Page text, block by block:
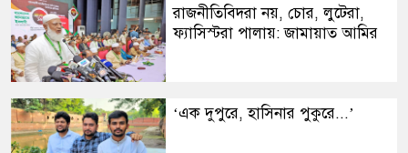
​রাজনীতিবিদরা নয়, চোর, লুটেরা,
ফ্যাসিস্টরা পালায়: জামায়াত আমির
​‘এক দুপুরে, হাসিনার পুকুরে...’